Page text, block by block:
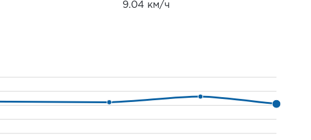
9.04 км/ч